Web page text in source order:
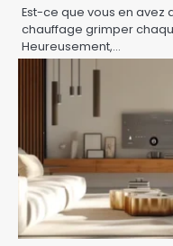
Est-ce que vous en avez
chauffage grimper
Heureusement,…